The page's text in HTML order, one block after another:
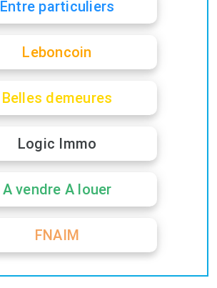
Entre particuliers
Leboncoin
Belles demeures
Logic Immo
A vendre A louer
FNAIM